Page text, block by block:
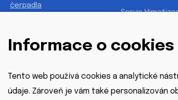
čerpadla
Montáž rekuperace
Servis
Servis
Informace o cookies
Tento web používá cookies a analytické
údaje. Zároveň je vám také personalizován